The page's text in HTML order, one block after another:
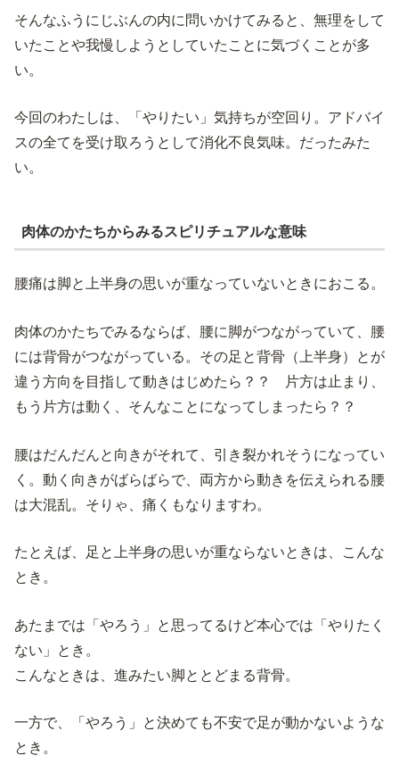
そんなふうにじぶんの内に問いかけてみると、無理をして
いたことや我慢しようとしていたことに気づくことが多
い。
今回のわたしは、「やりたい」気持ちが空回り。アドバイ
スの全てを受け取ろうとして消化不良気味。だったみた
い。
肉体のかたちからみるスピリチュアルな意味
腰痛は脚と上半身の思いが重なっていないときにおこる。
肉体のかたちでみるならば、腰に脚がつながっていて、腰
には背骨がつながっている。その足と背骨（上半身）とが
違う方向を目指して動きはじめたら？？ 片方は止まり、
もう片方は動く、そんなことになってしまったら？？
腰はだんだんと向きがそれて、引き裂かれそうになってい
く。動く向きがばらばらで、両方から動きを伝えられる腰
は大混乱。そりゃ、痛くもなりますわ。
たとえば、足と上半身の思いが重ならないときは、こんな
とき。
あたまでは「やろう」と思ってるけど本心では「やりたく
ない」とき。
こんなときは、進みたい脚ととどまる背骨。
一方で、「やろう」と決めても不安で足が動かないような
とき。